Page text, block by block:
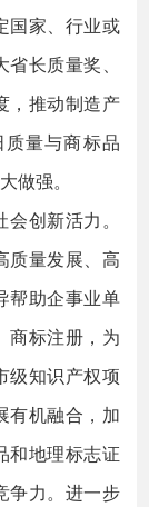
国家、行业或
长质量奖、
，推动制造产
量与商标品
做强。
创新活力。
质量发展、高
帮助企事业单
商标注册，为
级知识产权项
有机融合，加
和地理标志证
争力。进一步